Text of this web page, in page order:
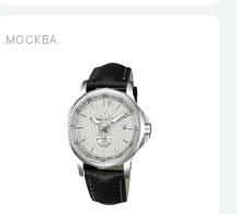
МОСКВА